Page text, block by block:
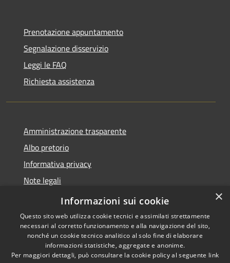
Prenotazione appuntamento
Segnalazione disservizio
Leggi le FAQ
Richiesta assistenza
Amministrazione trasparente
Albo pretorio
Informativa privacy
Note legali
Dichiarazione di accessibilità
Dichiarazione di
×
Informazioni sui cookie
Questo sito web utilizza cookie tecnici e assimilati strettamente
necessari al corretto funzionamento e alla navigazione del sito,
nonché un cookie tecnico analitico al solo fine di elaborare
informazioni statistiche, aggregate e anonime.
Per maggiori dettagli, può consultare la cookie policy al seguente link